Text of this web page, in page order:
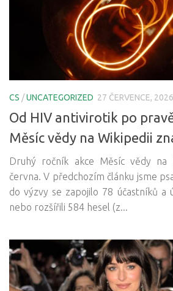
CS /UNCATEGORIZED 27 ČERVENCE, 2026
Od HIV antivirotik po
Měsíc vědy na Wikipedii
Druhý ročník akce Měsíc vědy na
června. V předchozím článku jsme
do výzvy se zapojilo 78 účastníků a
nebo rozšířili 584 hesel (z...